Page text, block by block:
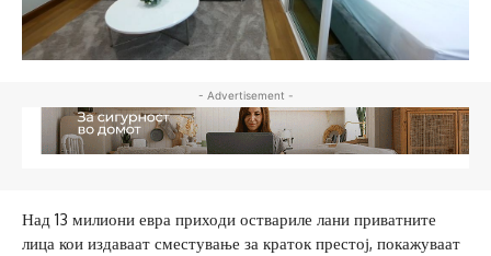
- Advertisement -
Над 13 милиони евра приходи оствариле лани приватните
лица кои издаваат сместување за краток престој, покажуваат